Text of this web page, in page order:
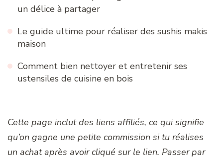
un délice à partager
Le guide ultime pour réaliser des sushis makis
maison
Comment bien nettoyer et entretenir ses
ustensiles de cuisine en bois
Cette page inclut des liens affiliés, ce qui signifie
qu’on gagne une petite commission si tu réalises
un achat après avoir cliqué sur le lien. Passer par